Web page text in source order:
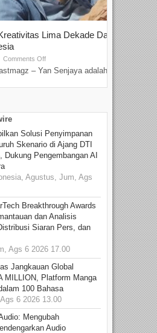
Lima Dekade Dalam
Comments Off
– Yan Senjaya adalah...
Solusi Penyimpanan
Skenario di Ajang DTI
Dukung Pengembangan AI
Agustus, Jum, Ags
Breakthrough Awards
dan Analisis
Siaran Pers, dan
Ags 6 2026 17.00
Jangkauan Global
MILLION, Platform Manga
100 Bahasa
6 2026 13.00
Mengubah
Audio